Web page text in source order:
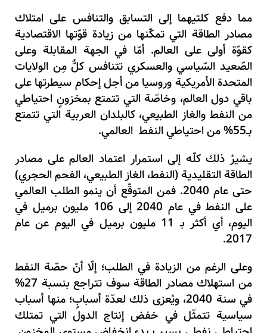
مما دفع كلتيهما إلى التسابق والتنافس على امتلاك
مصادر الطاقة التي تمكّنها من زيادة قوّتها الاقتصادية
كقوّة أولى على العالم. أمّا في الجهة المقابلة وعلى
الصّعيد السّياسي والعسكري تتنافس كلٌّ مِن الولايات
المتحدة الأمريكية وروسيا من أجل إحكام سيطرتها على
باقي دول العالم، وخاصّة التي تتمتع بمخزونٍ احتياطي
من النفط والغاز الطبيعي، كالبلدان العربية التي تتمتع
بــ55%
من احتياطي النفط العالمي.
يشيرُ ذلك كلّه إلى استمرار اعتماد العالم على مصادر
الطاقة التقليدية (النفط، الغاز الطبيعي، الفحم الحجري)
حتى عام 2040. فمن المتوقّع أن ينمو الطلب العالمي
على النفط في عام 2040إلى 106 مليون برميل في
اليوم، أي أكثر بـ 11 مليون برميل في اليوم عن عام
2017
.
وعلى الرغم من الزيادة في الطلب؛ إلّا أنّ حصّة النفط
من استهلاك مصادر الطاقة سوف تتراجع بنسبة 27%
في سنة 2040، ويُعزى ذلك لعدّة أسبابٍ؛منها أسباب
سياسية تتمثّل في خفض إنتاج الدول التي تمتلك